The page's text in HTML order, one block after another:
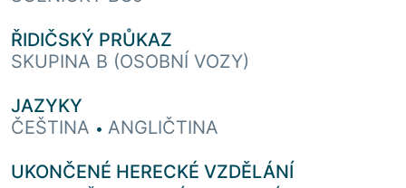
ŘIDIČSKÝ PRŮKAZ
SKUPINA B (OSOBNÍ VOZY)
JAZYKY
ČEŠTINA • ANGLIČTINA
UKONČENÉ HERECKÉ VZDĚLÁNÍ